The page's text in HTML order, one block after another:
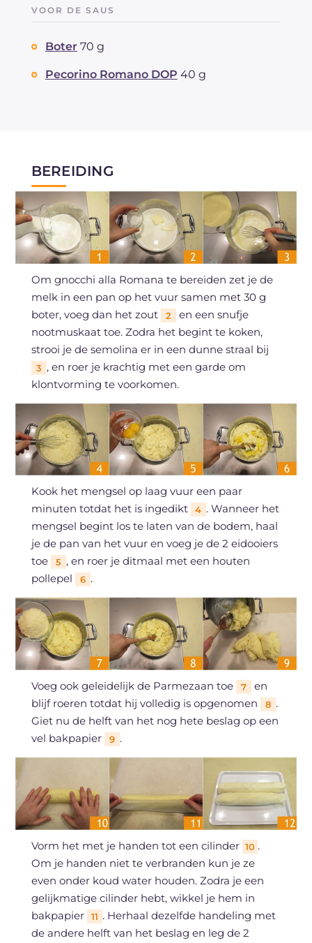
VOOR DE SAUS
Boter 70 g
Pecorino Romano DOP 40 g
BEREIDING
Om gnocchi alla Romana te bereiden zet je de
melk in een pan op het vuur samen met 30 g
boter, voeg dan het zout
2
en een snufje
nootmuskaat toe. Zodra het begint te koken,
strooi je de semolina er in een dunne straal bij
3 , en roer je krachtig met een garde om
klontvorming te voorkomen.
Kook het mengsel op laag vuur een paar
minuten totdat het is ingedikt
4 . Wanneer het
mengsel begint los te laten van de bodem, haal
je de pan van het vuur en voeg je de 2 eidooiers
toe
5 , en roer je ditmaal met een houten
pollepel
6 .
Voeg ook geleidelijk de Parmezaan toe 7
en
blijf roeren totdat hij volledig is opgenomen
8 .
Giet nu de helft van het nog hete beslag op een
vel bakpapier
9 .
Vorm het met je handen tot een cilinder 10 .
Om je handen niet te verbranden kun je ze
even onder koud water houden. Zodra je een
gelijkmatige cilinder hebt, wikkel je hem in
bakpapier
11 . Herhaal dezelfde handeling met
de andere helft van het beslag en leg de 2